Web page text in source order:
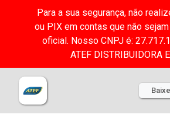
Para a sua segurança, não
ou PIX em contas que não
oficial. Nosso CNPJ é:
ATEF DISTRIBUIDORA